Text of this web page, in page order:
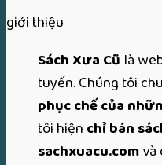
giới thiệu
Sách Xưa Cũ là
tuyến. Chúng tôi
phục chế của
tôi hiện chỉ bán
sachxuacu.comvà